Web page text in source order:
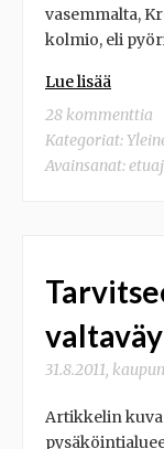
vasemmalta,
kolmio, eli
Lue lisää
28 kommenttia
Kategoriat:
Avainsanat:
31.8.2011,
Artikkelin kuva